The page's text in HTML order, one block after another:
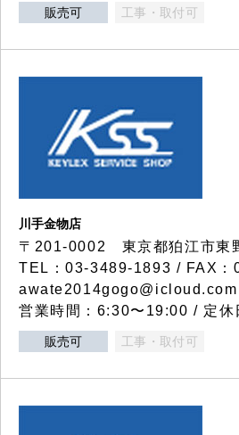
販売可 工事・取付可
川手金物店
〒201-0002 東京都狛江市東
TEL：03-3489-1893 / FAX
awate2014gogo@icloud.com
営業時間：6:30〜19:00 / 定休
販売可 工事・取付可